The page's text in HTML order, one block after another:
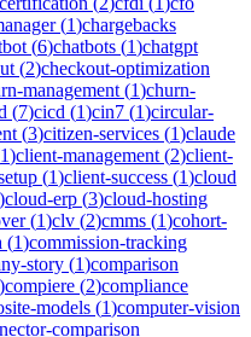
(1)chargebacks
(6)chatbots (1)chatgpt
(2)checkout-optimization
management (1)churn-
(7)cicd (1)cin7 (1)circular-
(3)citizen-services (1)claude
1)client-management (2)client-
(1)client-success (1)cloud
)cloud-erp (3)cloud-hosting
(1)clv (2)cmms (1)cohort-
(1)commission-tracking
story (1)comparison
)compiere (2)compliance
models (1)computer-vision
comparison